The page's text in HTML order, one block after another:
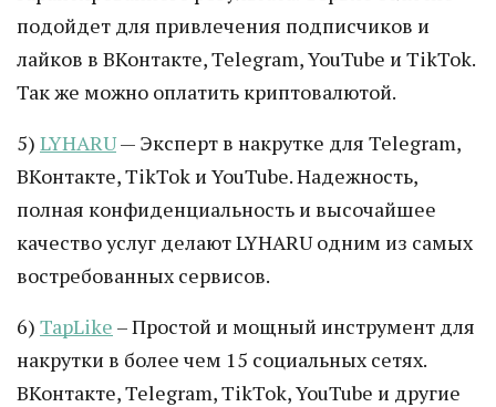
подойдет для привлечения подписчиков и
лайков в ВКонтакте, Telegram, YouTube и TikTok.
Так же можно оплатить криптовалютой.
5) LYHARU— Эксперт в накрутке для Telegram,
ВКонтакте, TikTok и YouTube. Надежность,
полная конфиденциальность и высочайшее
качество услуг делают LYHARU одним из самых
востребованных сервисов.
6) TapLike – Простой и мощный инструмент для
накрутки в более чем 15 социальных сетях.
ВКонтакте, Telegram, TikTok, YouTube и другие